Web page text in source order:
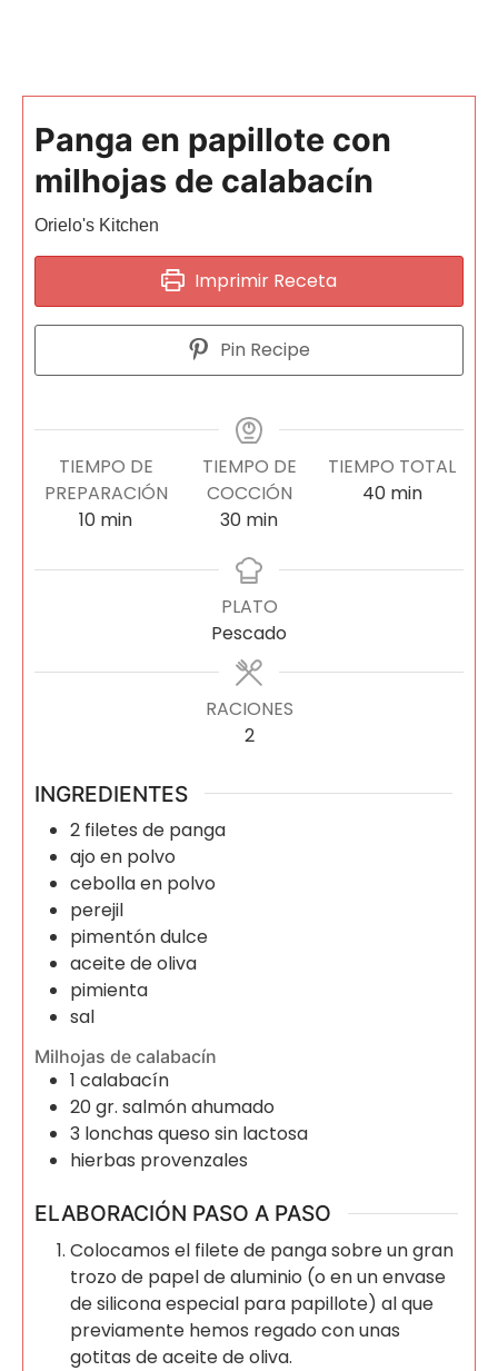
Panga en papillote con
milhojas de calabacín
Orielo's Kitchen
Imprimir Receta
Pin Recipe
TIEMPO DE
PREPARACIÓN
10 min
TIEMPO DE
COCCIÓN
30 min
TIEMPO TOTAL
40 min
PLATO
Pescado
RACIONES
2
INGREDIENTES
2 filetes de panga
ajo en polvo
cebolla en polvo
perejil
pimentón dulce
aceite de oliva
pimienta
sal
Milhojas de calabacín
1 calabacín
20gr. salmón ahumado
3 lonchas queso sin lactosa
hierbas provenzales
ELABORACIÓN PASO A PASO
Colocamos el filete de panga sobre un gran
trozo de papel de aluminio (o en un envase
de silicona especial para papillote) al que
previamente hemos regado con unas
gotitas de aceite de oliva.